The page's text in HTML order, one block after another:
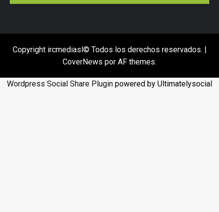
Copyright ircmediasl© Todos los derechos reservados. |
CoverNews por AF themes.
Wordpress Social Share Plugin powered by Ultimatelysocial